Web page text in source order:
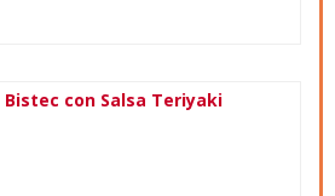
Bistec con Salsa Teriyaki